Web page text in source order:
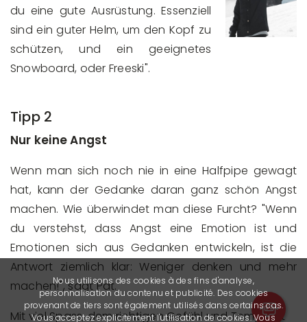
du eine gute Ausrüstung. Essenziell
sind ein guter Helm, um den Kopf zu
schützen, und ein geeignetes
Snowboard, oder Freeski".
Tipp 2
Nur keine Angst
Wenn man sich noch nie in eine Halfpipe gewagt
hat, kann der Gedanke daran ganz schön Angst
machen. Wie überwindet man diese Furcht? "Wenn
du verstehst, dass Angst eine Emotion ist und
Emotionen sich aus Gedanken entwickeln, ist die
Antwort ziemlich klar: Weniger denken und mehr
machen!", sagt Pat.
Mit viel Spass, dem richtigen Gefühl und Tempo ist
Nous utilisons des cookies à des fins d'analyse,
personnalisation du contenu et publicité. Des cookies
provenant de tiers sont également utilisés dans certains cas.
Vous acceptez explicitement l'utilisation de cookies. Vous